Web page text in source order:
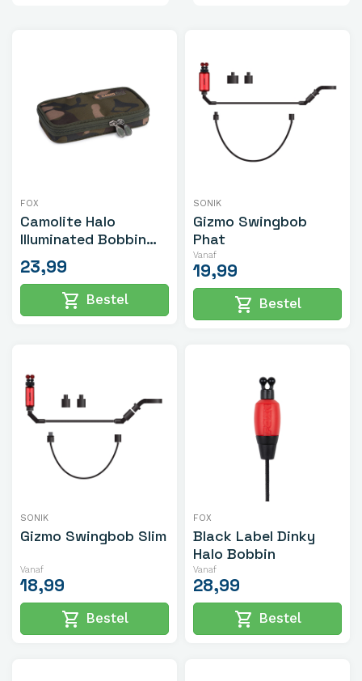
FOX
Camolite Halo
Illuminated Bobbin
Case
23,99
shopping_cart Bestel
SONIK
Gizmo Swingbob
Phat
Vanaf
19,99
shopping_cart Bestel
SONIK
Gizmo Swingbob Slim
Vanaf
18,99
shopping_cart Bestel
FOX
Black Label Dinky
Halo Bobbin
Vanaf
28,99
shopping_cart Bestel